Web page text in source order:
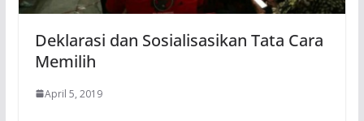
Deklarasi dan Sosialisasikan Tata Cara
Memilih
April 5, 2019